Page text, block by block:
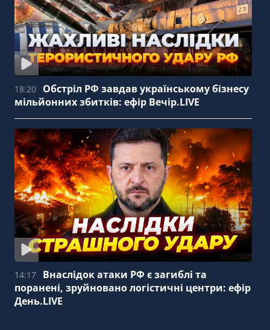
18:20
Обстріл РФ завдав українському бізнесу
мільйонних збитків: ефір Вечір.LIVE
14:17
Внаслідок атаки РФ є загиблі та
поранені, зруйновано логістичні центри: ефір
День.LIVE